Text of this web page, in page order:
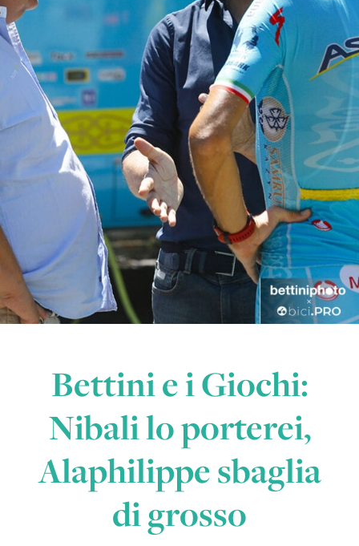
Bettini e i Giochi:
Nibali lo porterei,
Alaphilippe sbaglia
di grosso